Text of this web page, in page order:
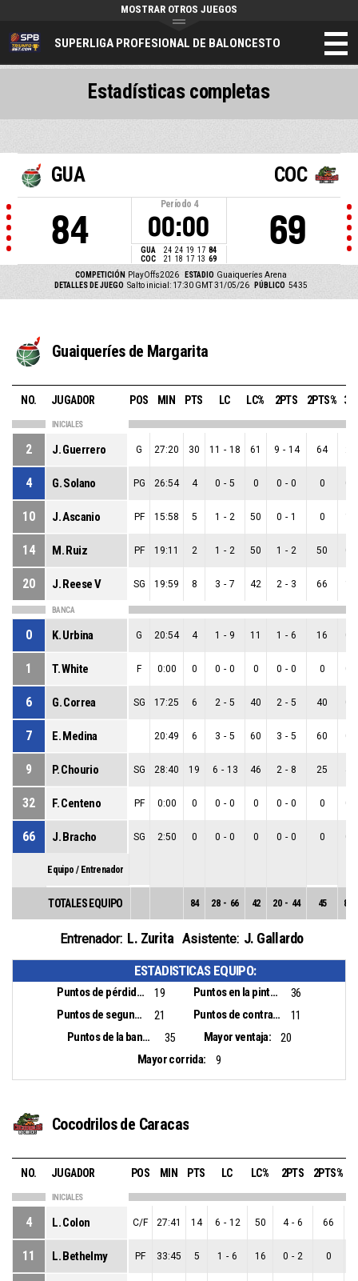
SUPERLIGA PROFESIONAL DE BALONCESTO
MOSTRAR OTROS JUEGOS
GUA
84
Período 4
00:00
GUA 24 24 19 17 84
COC
21 18 17 13 69
COC
69
COMPETICIÓN PlayOffs2026 ESTADIO Guaiqueríes Arena
DETALLES DE JUEGO Salto inicial: 17:30 GMT 31/05/26 PÚBLICO 5435
Estadísticas completas
Guaiqueríes de Margarita
NO. JUGADOR POS MIN PTS LC LC% 2PTS 2PTS%
INICIALES
2 J. Guerrero G 27:20 30 11 - 18 61 9 - 14 64 2
4 G. Solano PG 26:54 4 0 - 5 0 0 - 0 0 0
10 J. Ascanio PF 15:58 5 1 - 2 50 0 - 1 0 1
14 M. Ruiz PF 19:11 2 1 - 2 50 1 - 2 50 0
20 J. Reese V SG 19:59 8 3 - 7 42 2 - 3 66 1
BANCA
0 K. Urbina G 20:54 4 1 - 9 11 1 - 6 16 0
1 T. White F 0:00 0 0 - 0 0 0 - 0 0 0
6 G. Correa SG 17:25 6 2 - 5 40 2 - 5 40 0
7 E. Medina 20:49 6 3 - 5 60 3 - 5 60 0
9 P. Chourio SG 28:40 19 6 - 13 46 2 - 8 25 4
32 F. Centeno PF 0:00 0 0 - 0 0 0 - 0 0 0
66 J. Bracho SG 2:50 0 0 - 0 0 0 - 0 0 0
Equipo / Entrenador
TOTALES EQUIPO 84 28 - 66 42 20 - 44 45 8
Entrenador: L. Zurita Asistente: J. Gallardo
ESTADISTICAS EQUIPO:
Puntos de pérdidas: 19 Puntos en la pintura:
36
Puntos de segunda oportunidad:
21 Puntos de contra ataque:
11
Puntos de la banca:
35 Mayor ventaja:
20
Mayor corrida:
9
Cocodrilos de Caracas
NO. JUGADOR POS MIN PTS LC LC% 2PTS 2PTS%
INICIALES
4 L. Colon C/F 27:41 14 6 - 12 50 4 - 6 66
11 L. Bethelmy PF 33:45 5 1 - 6 16 0 - 2 0